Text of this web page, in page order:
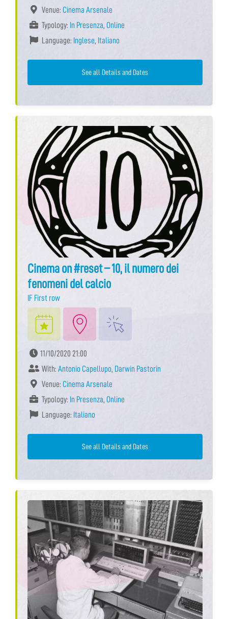
Venue: Cinema Arsenale
Typology: In Presenza, Online
Language: Inglese, Italiano
See all Details and Dates
Cinema on #reset – 10, il numero dei
fenomeni del calcio
IF First row
11/10/2020 21:00
With: Antonio Capellupo, Darwin Pastorin
Venue: Cinema Arsenale
Typology: In Presenza, Online
Language: Italiano
See all Details and Dates